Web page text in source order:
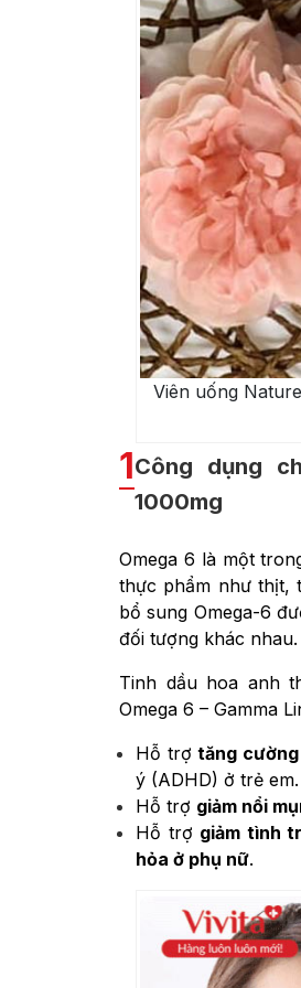
Viên uống
1Công dụng
1000mg
Omega 6 là một
thực phẩm như thịt,
bổ sung Omega-6
đối tượng khác nhau.
Tinh dầu hoa anh
Omega 6 – Gamma
Hỗ trợtăng
ý (ADHD) ở trẻ em.
Hỗ trợ giảm nổi
Hỗ trợ giảm tình
hỏa ở phụ nữ.